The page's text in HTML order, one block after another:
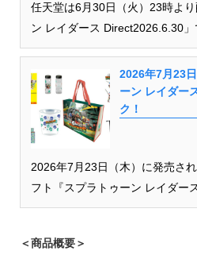
任天堂は6月30日（火）23時よ
ン レイダース Direct2026.6.30」
2026年7月23
ーン レイダー
ク！
2026年7月23日（木）に発売さ
フト『スプラトゥーン レイダー
＜商品概要＞